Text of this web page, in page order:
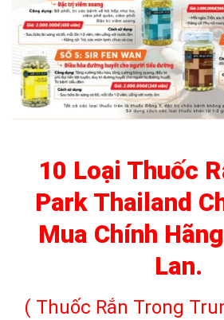
10 Loại Thuốc
Park Thailand
Mua Chính
Lan.
( Thuốc Rắn Trong